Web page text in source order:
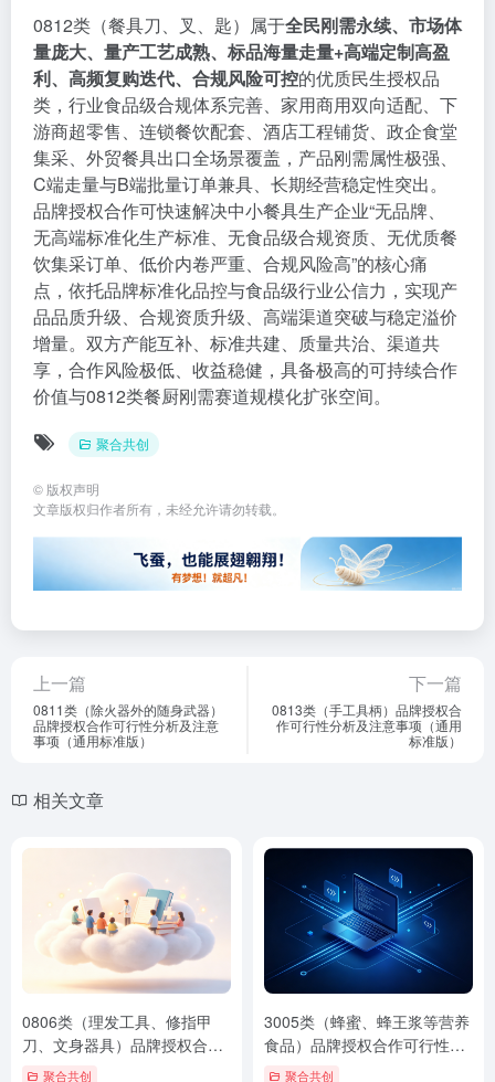
0812类（餐具刀、叉、匙）属于全民刚需永续、市场体
量庞大、量产工艺成熟、标品海量走量+高端定制高盈
利、高频复购迭代、合规风险可控的优质民生授权品
类，行业食品级合规体系完善、家用商用双向适配、下
游商超零售、连锁餐饮配套、酒店工程铺货、政企食堂
集采、外贸餐具出口全场景覆盖，产品刚需属性极强、
C端走量与B端批量订单兼具、长期经营稳定性突出。
品牌授权合作可快速解决中小餐具生产企业“无品牌、
无高端标准化生产标准、无食品级合规资质、无优质餐
饮集采订单、低价内卷严重、合规风险高”的核心痛
点，依托品牌标准化品控与食品级行业公信力，实现产
品品质升级、合规资质升级、高端渠道突破与稳定溢价
增量。双方产能互补、标准共建、质量共治、渠道共
享，合作风险极低、收益稳健，具备极高的可持续合作
价值与0812类餐厨刚需赛道规模化扩张空间。
聚合共创
© 版权声明
文章版权归作者所有，未经允许请勿转载。
上一篇
0811类（除火器外的随身武器）
品牌授权合作可行性分析及注意
事项（通用标准版）
下一篇
0813类（手工具柄）品牌授权合
作可行性分析及注意事项（通用
标准版）
相关文章
0806类（理发工具、修指甲
刀、文身器具）品牌授权合作
可行性分析及注意事项（通用
聚合共创
3005类（蜂蜜、蜂王浆等营养
食品）品牌授权合作可行性分
析及注意事项（通用标准版）
聚合共创